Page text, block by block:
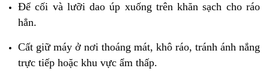
Để cối và lưỡi dao úp xuống trên khăn sạch cho ráo
hẳn.
Cất giữ máy ở nơi thoáng mát, khô ráo, tránh ánh nắng
trực tiếp hoặc khu vực ẩm thấp.